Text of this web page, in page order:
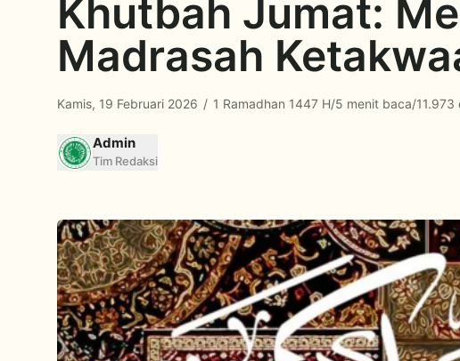
Khutbah Jumat:
Madrasah
Kamis, 19 Februari 2026 / 1 Ramadhan 1447 H/5 menit baca/11.973
Admin
Tim Redaksi